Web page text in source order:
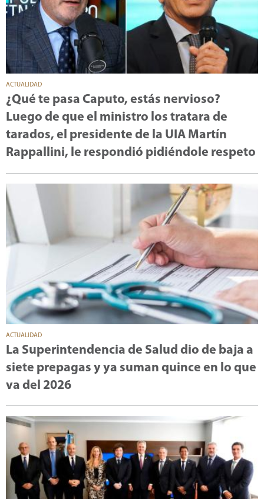
ACTUALIDAD
¿Qué te pasa Caputo, estás nervioso?
Luego de que el ministro los tratara de
tarados, el presidente de la UIA Martín
Rappallini, le respondió pidiéndole respeto
ACTUALIDAD
La Superintendencia de Salud dio de baja a
siete prepagas y ya suman quince en lo que
va del 2026